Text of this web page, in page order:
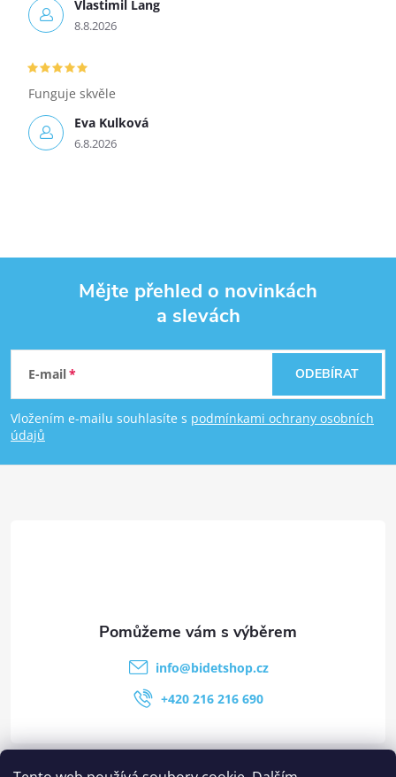
Vlastimil Lang
8.8.2026
Eva Kulková
6.8.2026
Funguje skvěle
Mějte přehled o novinkách
a slevách
E-mail
Vložením e-mailu souhlasíte s podmínkami ochrany osobních
údajů
ODEBÍRAT
info@bidetshop.cz
+420 216 216 690